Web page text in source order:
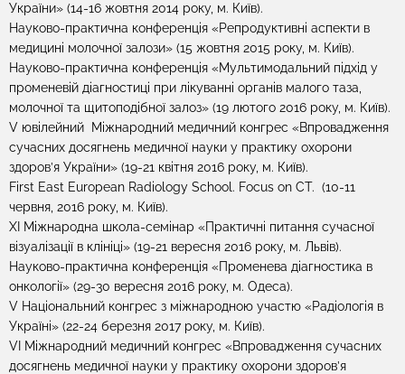
України» (14-16 жовтня 2014 року, м. Київ).
Науково-практична конференція «Репродуктивні аспекти в
медицині молочної залози» (15 жовтня 2015 року, м. Київ).
Науково-практична конференція «Мультимодальний підхід у
променевій діагностиці при лікуванні органів малого таза,
молочної та щитоподібної залоз» (19 лютого 2016 року, м. Київ).
V ювілейний Міжнародний медичний конгрес «Впровадження
сучасних досягнень медичної науки у практику охорони
здоров’я України» (19-21 квітня 2016 року, м. Київ).
First East European Radiology School. Focus on CT. (10-11
червня, 2016 року, м. Київ).
XI Міжнародна школа-семінар «Практичні питання сучасної
візуалізації в клініці» (19-21 вересня 2016 року, м. Львів).
Науково-практична конференція «Променева діагностика в
онкології» (29-30 вересня 2016 року, м. Одеса).
V Національний конгрес з міжнародною участю «Радіологія в
Україні» (22-24 березня 2017 року, м. Київ).
VI Міжнародний медичний конгрес «Впровадження сучасних
досягнень медичної науки у практику охорони здоров’я